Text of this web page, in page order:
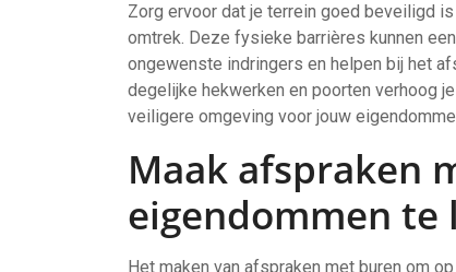
Zorg ervoor dat je terrein goed beveiligd
omtrek. Deze fysieke barrières kunnen
ongewenste indringers en helpen bij het
degelijke hekwerken en poorten verhoog
veiligere omgeving voor jouw
Maak afspraken
eigendommen
Het maken van afspraken met buren om